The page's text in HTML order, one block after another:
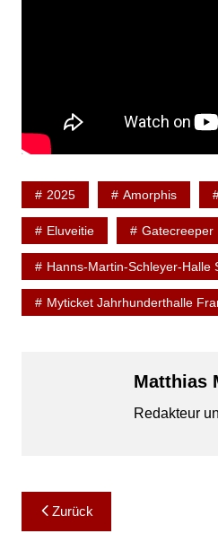
2025 Amorphis
Eluveitie Gatecreeper
Hanns-Martin-Schleyer-Halle
Myticket Jahrhunderthalle
Matthias
Redakteur
Beitragsnavigation
Zurück